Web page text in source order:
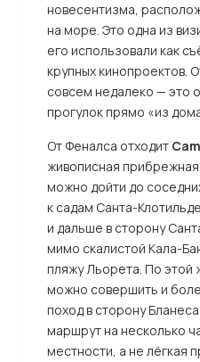
новесентизма,
на море. Это одна из
его использовали как
крупных кинопроектов.
совсем недалеко — это
прогулок прямо «из
От Феналса отходит
живописная
можно дойти до
к садам Санта-
и дальше в сторону
мимо скалистой Кала-
пляжу Льорета. По этой
можно совершить и
поход в сторону
маршрут на несколько
местности, а не лёгкая